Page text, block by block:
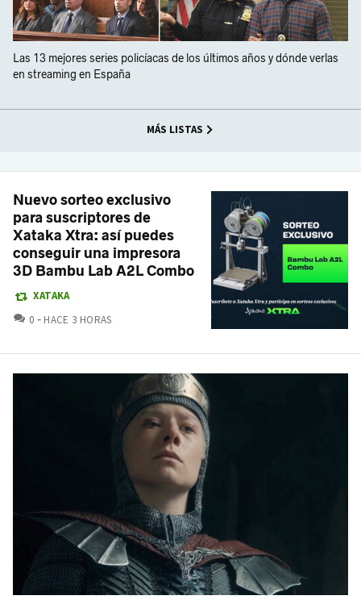
Las 13 mejores series policíacas de los últimos años y dónde verlas
en streaming en España
MÁS LISTAS
Nuevo sorteo exclusivo
para suscriptores de
Xataka Xtra: así puedes
conseguir una impresora
3D Bambu Lab A2L Combo
XATAKA
0 COMENTARIOS
HACE 3 HORAS